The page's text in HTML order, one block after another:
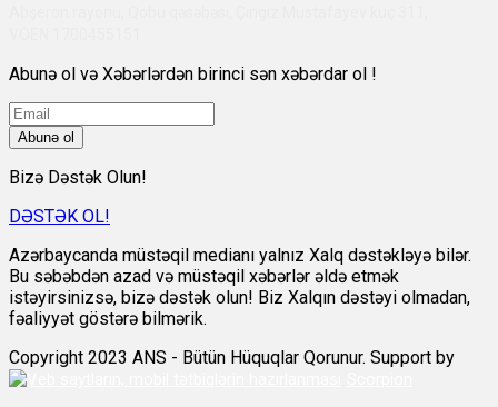
Abunə ol və Xəbərlərdən birinci sən xəbərdar ol !
Abunə ol
Bizə Dəstək Olun!
DƏSTƏK OL!
Azərbaycanda müstəqil medianı yalnız Xalq dəstəkləyə bilər.
Bu səbəbdən azad və müstəqil xəbərlər əldə etmək
istəyirsinizsə, bizə dəstək olun! Biz Xalqın dəstəyi olmadan,
fəaliyyət göstərə bilmərik.
Copyright 2023 ANS - Bütün Hüquqlar Qorunur. Support by